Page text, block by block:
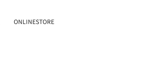
ONLINESTORE